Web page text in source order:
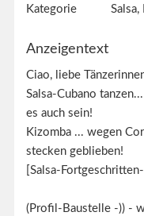
Kategorie
Salsa,
Anzeigentext
Ciao, liebe
Salsa-Cubano
es auch sein!
Kizomba ... wegen
stecken geblieben!
[Salsa-
(Profil-Baustelle -)) -